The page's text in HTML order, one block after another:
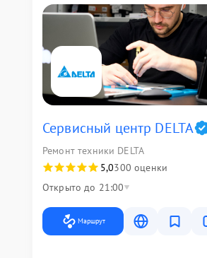
Сервисный центр DELTA
Ремонт техники DELTA
5,0300 оценки
Открыто до 21:00
Маршрут